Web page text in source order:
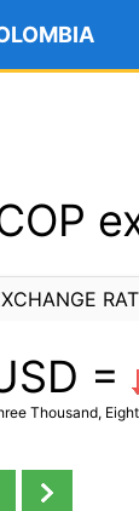
=
Thousand,